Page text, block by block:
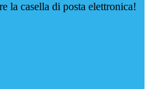
la casella di posta elettronica!